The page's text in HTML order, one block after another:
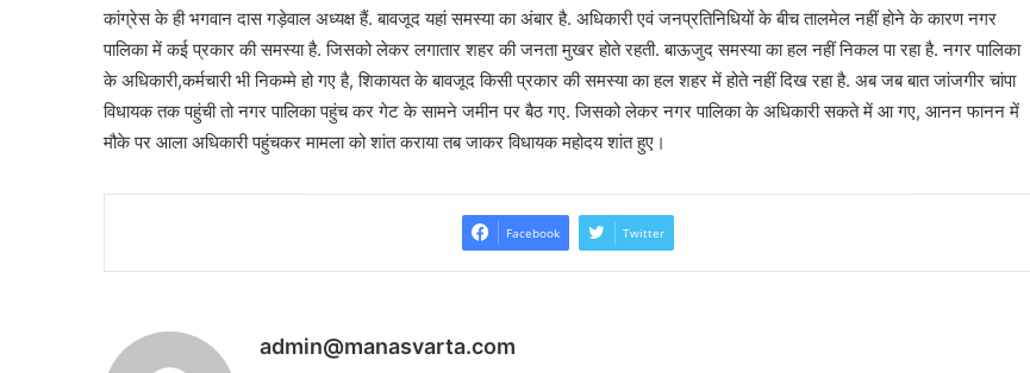
कांग्रेस के ही भगवान दास गड़ेवाल अध्यक्ष हैं. बावजूद यहां समस्या का अंबार है. अधिकारी एवं जनप्रतिनिधियों के बीच तालमेल नहीं होने के कारण नगर
पालिका में कई प्रकार की समस्या है. जिसको लेकर लगातार शहर की जनता मुखर होते रहती. बाऊजुद समस्या का हल नहीं निकल पा रहा है. नगर पालिका
के अधिकारी,कर्मचारी भी निकम्मे हो गए है, शिकायत के बावजूद किसी प्रकार की समस्या का हल शहर में होते नहीं दिख रहा है. अब जब बात जांजगीर चांपा
विधायक तक पहुंची तो नगर पालिका पहुंच कर गेट के सामने जमीन पर बैठ गए. जिसको लेकर नगर पालिका के अधिकारी सकते में आ गए, आनन फानन में
मौके पर आला अधिकारी पहुंचकर मामला को शांत कराया तब जाकर विधायक महोदय शांत हुए।
Facebook Twitter
admin@manasvarta.com